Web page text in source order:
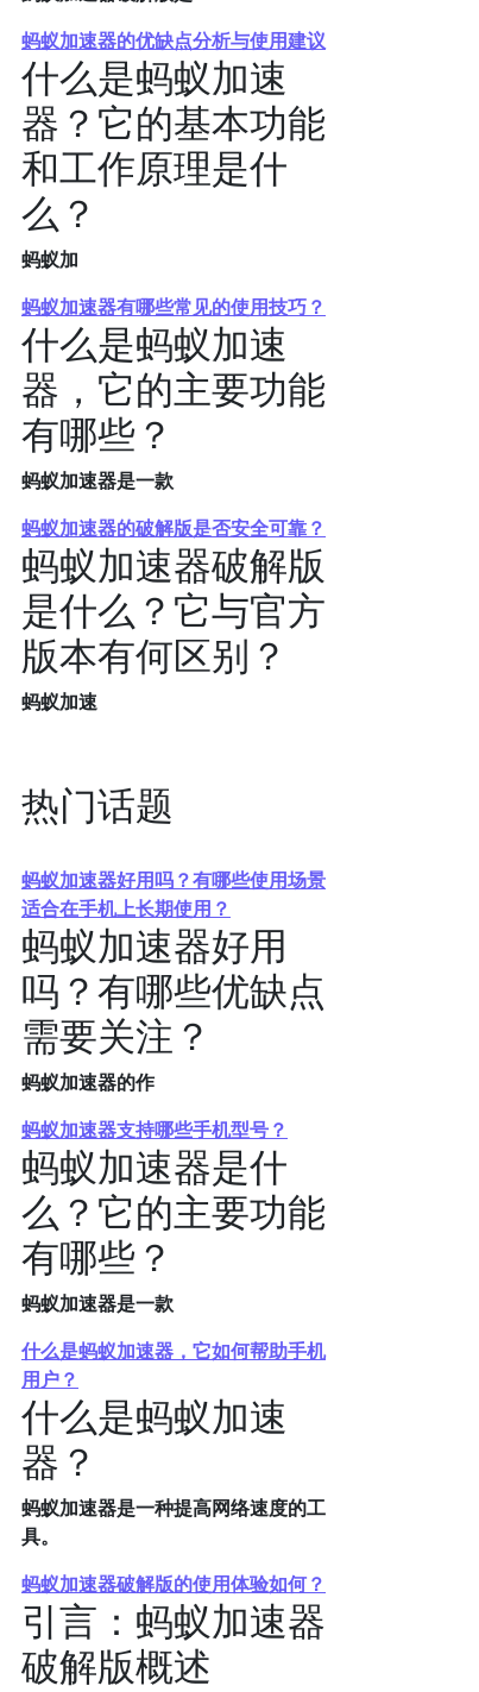
蚂蚁加速器的优缺点分析与使用建议
什么是蚂蚁加速
器？它的基本功能
和工作原理是什
么？
蚂蚁加
蚂蚁加速器有哪些常见的使用技巧？
什么是蚂蚁加速
器，它的主要功能
有哪些？
蚂蚁加速器是一款
蚂蚁加速器的破解版是否安全可靠？
蚂蚁加速器破解版
是什么？它与官方
版本有何区别？
蚂蚁加速
热门话题
蚂蚁加速器好用吗？有哪些使用场景
适合在手机上长期使用？
蚂蚁加速器好用
吗？有哪些优缺点
需要关注？
蚂蚁加速器的作
蚂蚁加速器支持哪些手机型号？
蚂蚁加速器是什
么？它的主要功能
有哪些？
蚂蚁加速器是一款
什么是蚂蚁加速器，它如何帮助手机
用户？
什么是蚂蚁加速
器？
蚂蚁加速器是一种提高网络速度的工
具。
蚂蚁加速器破解版的使用体验如何？
引言：蚂蚁加速器
破解版概述